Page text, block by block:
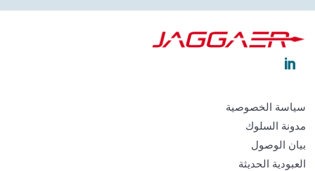

سياسة الخصوصية
مدونة السلوك
بيان الوصول
العبودية الحديثة